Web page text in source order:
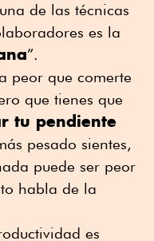
de las técnicas
es la
”.
peor que comerte
que tienes que
tu pendiente
pesado sientes,
puede ser peor
habla de la
es